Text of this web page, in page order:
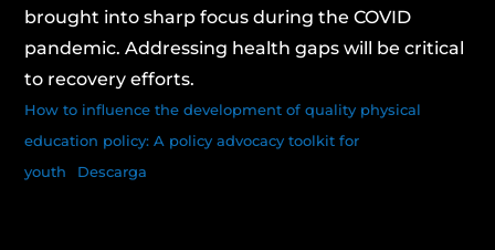
brought into sharp focus during the COVID
pandemic. Addressing health gaps will be critical
to recovery efforts.
How to influence the development of quality physical
education policy: A policy advocacy toolkit for
youth
Descarga